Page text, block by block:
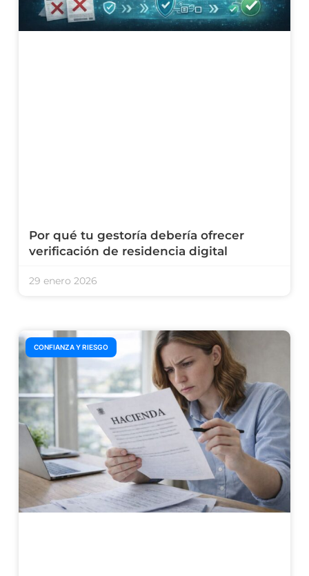
Por qué tu gestoría debería ofrecer
verificación de residencia digital
29 enero 2026
CONFIANZA Y RIESGO